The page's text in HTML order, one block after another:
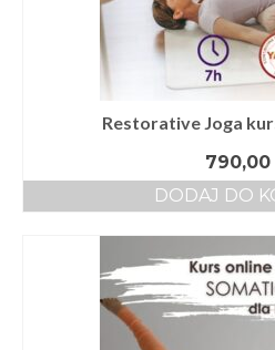
Restorative Joga
790,00
DODAJ DO